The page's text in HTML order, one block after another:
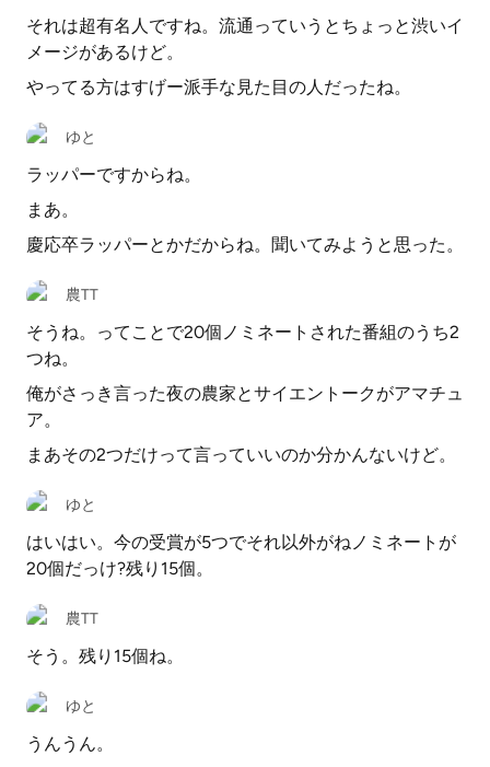
それは超有名人ですね。流通っていうとちょっと渋いイ
メージがあるけど。
やってる方はすげー派手な見た目の人だったね。
ゆと
ラッパーですからね。
まあ。
慶応卒ラッパーとかだからね。聞いてみようと思った。
農TT
そうね。ってことで20個ノミネートされた番組のうち2
つね。
俺がさっき言った夜の農家とサイエントークがアマチュ
ア。
まあその2つだけって言っていいのか分かんないけど。
ゆと
はいはい。今の受賞が5つでそれ以外がねノミネートが
20個だっけ?残り15個。
農TT
そう。残り15個ね。
ゆと
うんうん。